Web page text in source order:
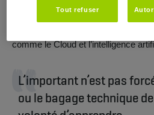
assurances à des systèmes un
étonnée de découvrir les fonctions
comme le Cloud et l’intelligence
L’important n’est pas
ou le bagage technique
Tout refuser